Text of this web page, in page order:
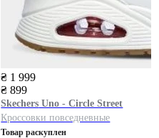
₴ 1 999
₴ 899
Skechers Uno - Circle Street
Кроссовки повседневные
Товар раскуплен